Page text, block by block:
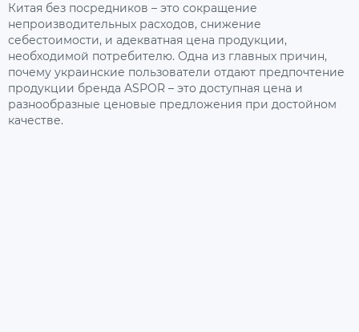
Китая без посредников – это сокращение
непроизводительных расходов, снижение
себестоимости, и адекватная цена продукции,
необходимой потребителю. Одна из главных причин,
почему украинские пользователи отдают предпочтение
продукции бренда ASPOR – это доступная цена и
разнообразные ценовые предложения при достойном
качестве.